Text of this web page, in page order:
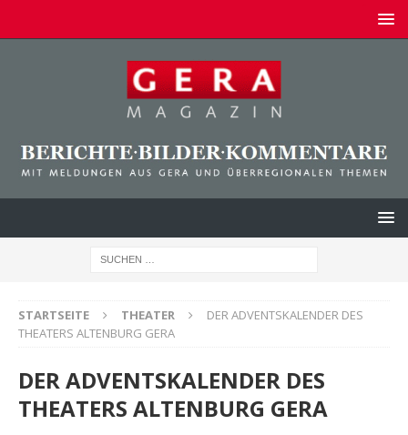
STARTSEITE THEATER
DER ADVENTSKALENDER DES
THEATERS ALTENBURG GERA
DER ADVENTSKALENDER DES
THEATERS ALTENBURG GERA